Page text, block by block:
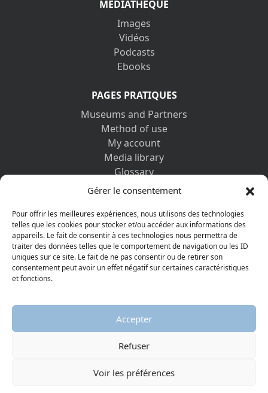
Gérer le consentement
Pour offrir les meilleures expériences, nous utilisons des technologies
telles que les cookies pour stocker et/ou accéder aux informations des
appareils. Le fait de consentir à ces technologies nous permettra de
traiter des données telles que le comportement de navigation ou les ID
uniques sur ce site. Le fait de ne pas consentir ou de retirer son
consentement peut avoir un effet négatif sur certaines caractéristiques
et fonctions.
Accepter
Refuser
Voir les préférences
MEDIATHEQUE
Images
Vidéos
Podcasts
Ebooks
PAGES PRATIQUES
Museums and Partners
Method of use
My account
Media library
Glossary
Contact us
Privacy policy
DISCOVER ALSO
© 2026 Protestant Museum